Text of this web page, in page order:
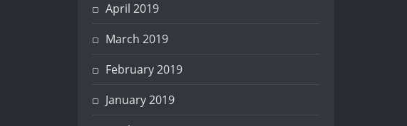
April 2019
March 2019
February 2019
January 2019